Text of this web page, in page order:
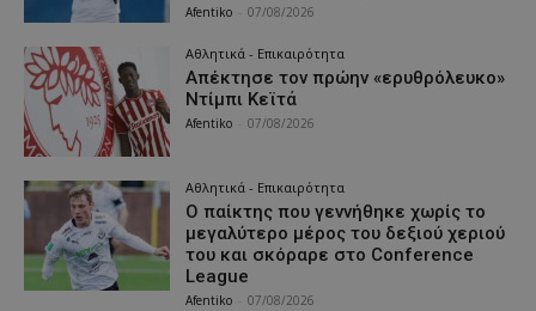
Afentiko 07/08/2026
Αθλητικά - Επικαιρότητα
Απέκτησε τον πρώην «ερυθρόλευκο»
Ντίμπι Κεϊτά
Afentiko 07/08/2026
Αθλητικά - Επικαιρότητα
Ο παίκτης που γεννήθηκε χωρίς το
μεγαλύτερο μέρος του δεξιού χεριού
του και σκόραρε στο Conference
League
Afentiko 07/08/2026